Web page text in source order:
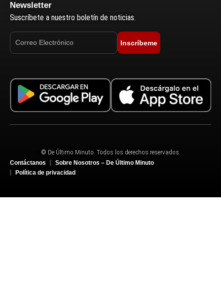
Newsletter
Suscríbete a nuestro boletín de noticias.
Inscríbeme
© De Último Minuto. Todos los derechos reservados.
Contáctanos
Sobre Nosotros – De Último Minuto
Política de privacidad